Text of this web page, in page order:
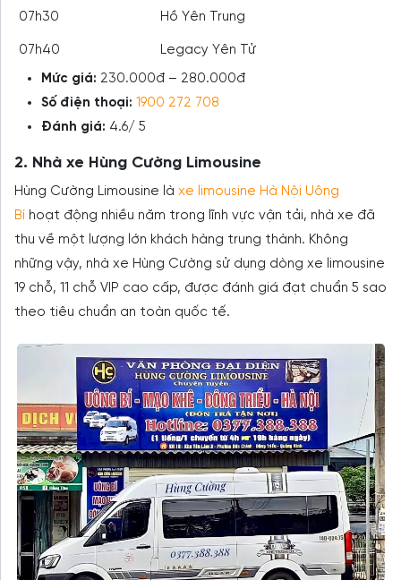
07h30 Hồ Yên Trung
07h40
Legacy Yên Tử
Mức giá: 230.000đ – 280.000đ
Số điện thoại: 1900 272 708
Đánh giá: 4.6/ 5
2. Nhà xe Hùng Cường Limousine
Hùng Cường Limousine là xe limousine Hà Nội Uông
Bí hoạt động nhiều năm trong lĩnh vực vận tải, nhà xe đã
thu về một lượng lớn khách hàng trung thành. Không
những vậy, nhà xe Hùng Cường sử dụng dòng xe limousine
19 chỗ, 11 chỗ VIP cao cấp, được đánh giá đạt chuẩn 5 sao
theo tiêu chuẩn an toàn quốc tế.